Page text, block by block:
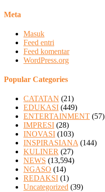
Meta
Masuk
Feed entri
Feed komentar
WordPress.org
Popular Categories
CATATAN (21)
EDUKASI (449)
ENTERTAINMENT (57)
IMPRESI (28)
INOVASI (103)
INSPIRASIANA (144)
KULINER (27)
NEWS (13,594)
NGASO (14)
REDAKSI (1)
Uncategorized (39)